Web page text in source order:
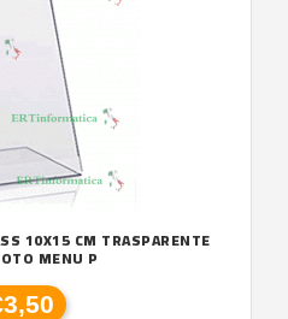
10X15 CM TRASPARENTE
MENU P